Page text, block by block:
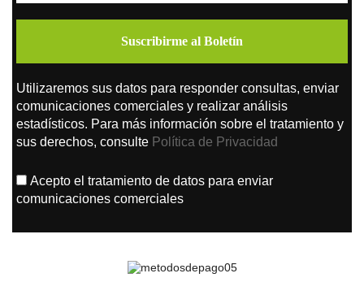
Utilizaremos sus datos para responder consultas, enviar
comunicaciones comerciales y realizar análisis
estadísticos. Para más información sobre el tratamiento y
sus derechos, consulte Política de Privacidad
Acepto el tratamiento de datos para enviar
comunicaciones comerciales